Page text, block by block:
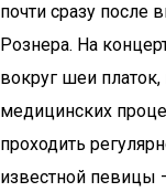
почти сразу после
Рознера. На
вокруг шеи
медицинских
проходить
известной певицы